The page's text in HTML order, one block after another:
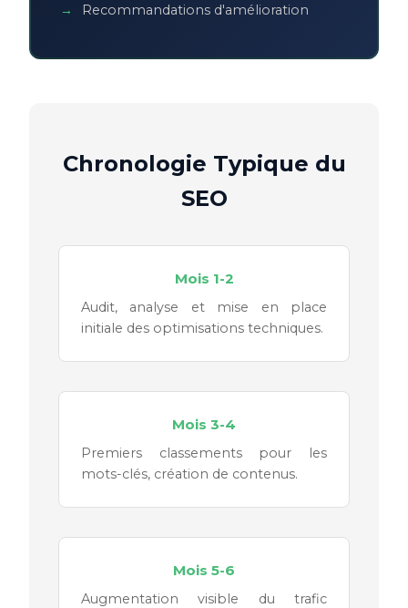
Recommandations d'amélioration
Chronologie Typique du
SEO
Mois 1-2
Audit, analyse et mise en place
initiale des optimisations techniques.
Mois 3-4
Premiers classements pour les
mots-clés, création de contenus.
Mois 5-6
Augmentation visible du trafic